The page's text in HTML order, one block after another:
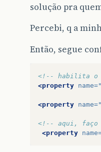
solução pra
Percebi, q a
Então, segue
<!-- habilita o
<property name=
<property name=
<!-- aqui, faço
<property